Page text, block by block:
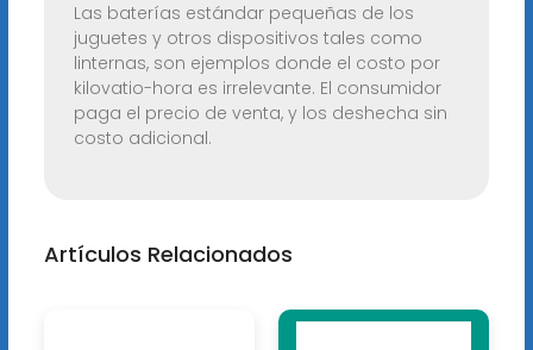
Las baterías estándar pequeñas de los
juguetes y otros dispositivos tales como
linternas, son ejemplos donde el costo por
kilovatio-hora es irrelevante. El consumidor
paga el precio de venta, y los deshecha sin
costo adicional.
Artículos Relacionados